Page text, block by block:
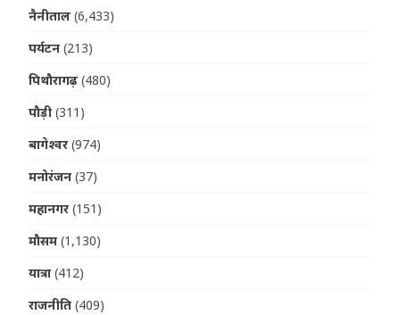
नैनीताल (6,433)
पर्यटन (213)
पिथौरागढ़ (480)
पौड़ी (311)
बागेश्वर (974)
मनोरंजन (37)
महानगर (151)
मौसम (1,130)
यात्रा (412)
राजनीति (409)